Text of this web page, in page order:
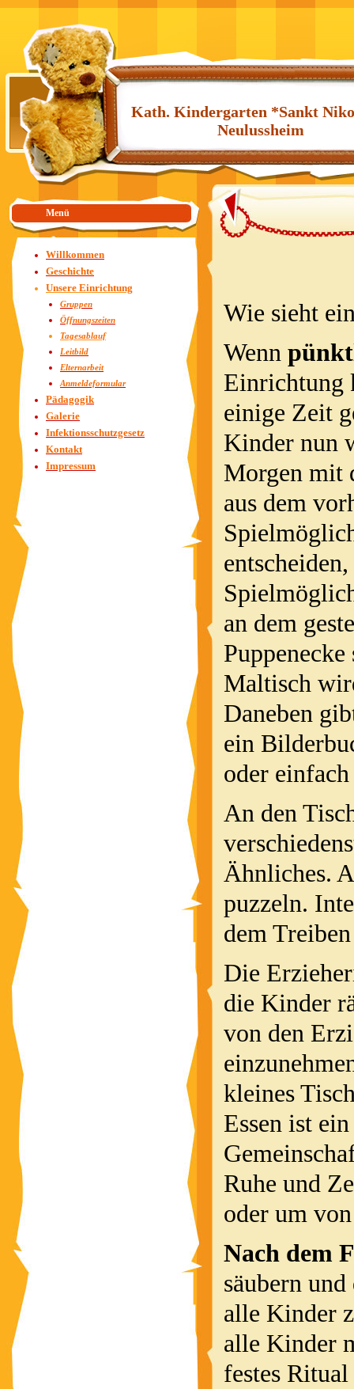
Kath. Kindergarten *Sankt
Neulussheim
Menü
Willkommen
Geschichte
Unsere Einrichtung
Gruppen
Öffnungszeiten
Tagesablauf
Leitbild
Elternarbeit
Anmeldeformular
Pädagogik
Galerie
Infektionsschutzgesetz
Kontakt
Impressum
Wie sieht
Wenn
Einrichtung
einige Zeit
Kinder nun
Morgen mit
aus dem
an dem
Maltisch
Daneben
ein
oder
An den
Ähnliches.
puzzeln.
dem
Die
die Kinder
von den
kleines
Essen ist
Ruhe und
oder um
Nach dem
säubern
alle Kinder
alle Kinder
festes